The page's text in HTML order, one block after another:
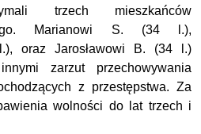
trzech mieszkańców
Marianowi S. (34 l.),
oraz Jarosławowi B. (34 l.)
zarzut przechowywania
z przestępstwa. Za
wolności do lat trzech i